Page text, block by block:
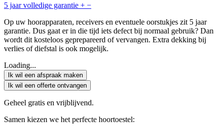
5 jaar volledige garantie + −
Op uw hoorapparaten, receivers en eventuele oorstukjes zit 5 jaar
garantie. Dus gaat er in die tijd iets defect bij normaal gebruik? Dan
wordt dit kosteloos geprepareerd of vervangen. Extra dekking bij
verlies of diefstal is ook mogelijk.
Loading...
Ik wil een afspraak maken
Ik wil een offerte ontvangen
Geheel gratis en vrijblijvend.
Samen kiezen we het perfecte hoortoestel: